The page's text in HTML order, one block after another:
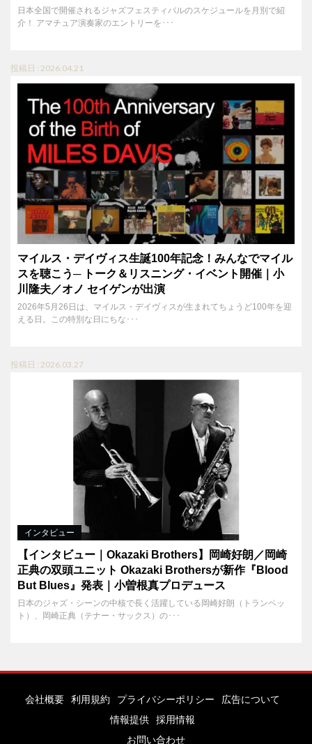
日本全国で開催されるジャズフェスティバルのスケジュールを月別で紹
介！ アマチュア演奏家のエントリーを･･･
投稿日 : 2026.04.21
マイルス・デイヴィス生誕100年記念！みんなでマイル
スを聴こう─ トーク＆リスニング・イベント開催｜小
川隆夫／オノ セイゲンが出演
2026年5月26日は、マイルス・デイヴィスが生まれてちょうど100年を迎
える日。この特別な日にちな･･･
投稿日 : 2026.03.27
インタビュー
【インタビュー｜Okazaki Brothers】岡崎好朗／岡崎
正典の双頭ユニット Okazaki Brothersが新作『Blood
But Blues』発表｜小曽根真プロデュース
日本のジャズ・シーンの中核で長く活躍している岡崎好朗（トランペッ
ト）、岡崎正典（テナー・サックス）の･･･
会社概要 利用規約 プライバシーポリシー
広告について
情報提供
採用情報
お問い合わせ